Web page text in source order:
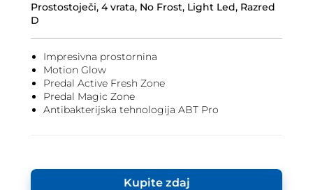
Prostostoječi, 4 vrata, No Frost, Light Led, Razred
D
Impresivna prostornina
Motion Glow
Predal Active Fresh Zone
Predal Magic Zone
Antibakterijska tehnologija ABT Pro
Kupite zdaj